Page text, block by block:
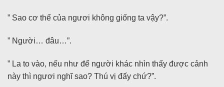
” Sao cơ thể của ngươi không giống ta vậy?”.
” Người… đâu…”.
” La to vào, nếu như để người khác nhìn thấy được cảnh
này thì ngươi nghĩ sao? Thú vị đấy chứ?”.